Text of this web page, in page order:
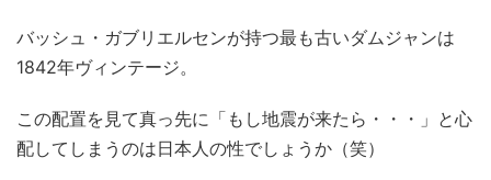
バッシュ・ガブリエルセンが持つ最も古いダムジャンは
1842年ヴィンテージ。
この配置を見て真っ先に「もし地震が来たら・・・」と心
配してしまうのは日本人の性でしょうか（笑）